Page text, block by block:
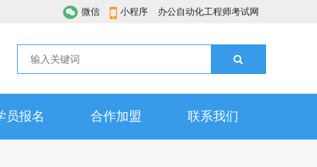
微信 小程序 办公自动化工程师考试网
员报名 合作加盟 联系我们